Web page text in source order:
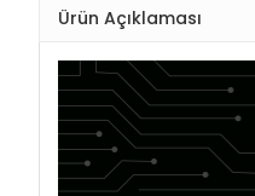
Ürün Açıklaması